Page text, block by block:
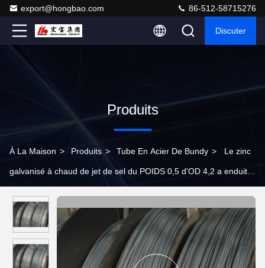
export@hongbao.com 86-512-58715276
Discuter
Produits
À La Maison > Produits > Tube En Acier De Bundy > Le zinc
galvanisé à chaud de jet de sel du POIDS 0,5 d'OD 4,2 a enduit